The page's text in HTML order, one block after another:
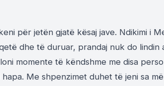
për jetën gjatë kësaj jave. Ndikimi i
dhe të duruar, prandaj nuk do lindin
momente të këndshme me disa
Me shpenzimet duhet të jeni sa